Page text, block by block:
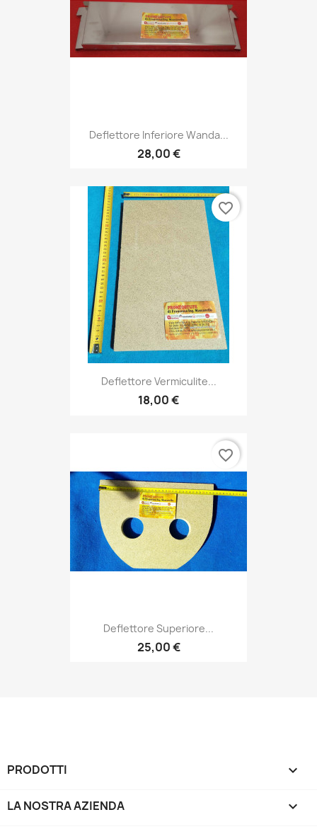
Deflettore Inferiore Wanda...
28,00 €
Deflettore Vermiculite...
18,00 €
favorite_border
Deflettore Superiore...
25,00 €
favorite_border
PRODOTTI 
LA NOSTRA AZIENDA 